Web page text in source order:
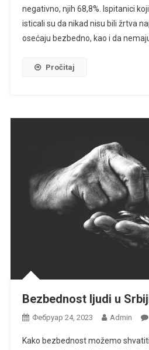
negativno, njih 68,8%. Ispitanici
isticali su da nikad nisu bili žrtva
osećaju bezbedno, kao i da
Pročitaj
Bezbednost ljudi u
Фебруар 24, 2023 Admin
Kako bezbednost možemo